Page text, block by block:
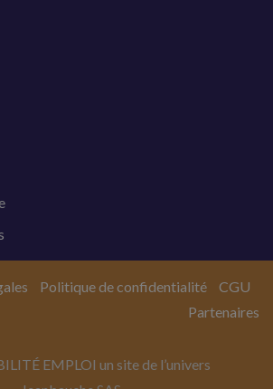
EMPLOI un site de l’univers
Politique de confidentialité
CGU
Partenaires